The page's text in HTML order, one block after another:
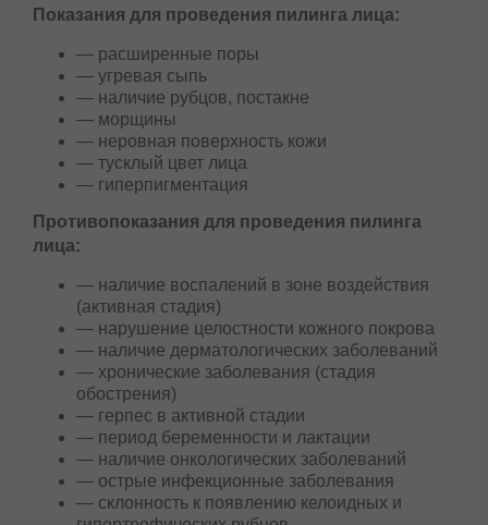
— создание ровной и бархатистой кожи
Показания для проведения пилинга лица:
— расширенные поры
— угревая сыпь
— наличие рубцов, постакне
— морщины
— неровная поверхность кожи
— тусклый цвет лица
— гиперпигментация
Противопоказания для проведения пилинга
— наличие воспалений в зоне воздействия
(активная стадия)
— нарушение целостности кожного покрова
— наличие дерматологических заболеваний
— хронические заболевания (стадия
обострения)
— герпес в активной стадии
— период беременности и лактации
— наличие онкологических заболеваний
— острые инфекционные заболевания